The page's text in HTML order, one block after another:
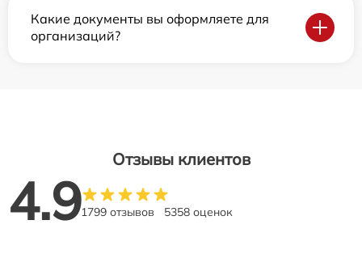
Какие документы вы оформляете для
организаций?
Отзывы клиентов
4.91799 отзывов 5358 оценок